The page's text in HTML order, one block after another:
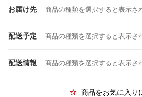
お届け先 商品の種類を選択すると表示さ
配送予定 商品の種類を選択すると表示さ
配送情報 商品の種類を選択すると表示さ
商品をお気に入り